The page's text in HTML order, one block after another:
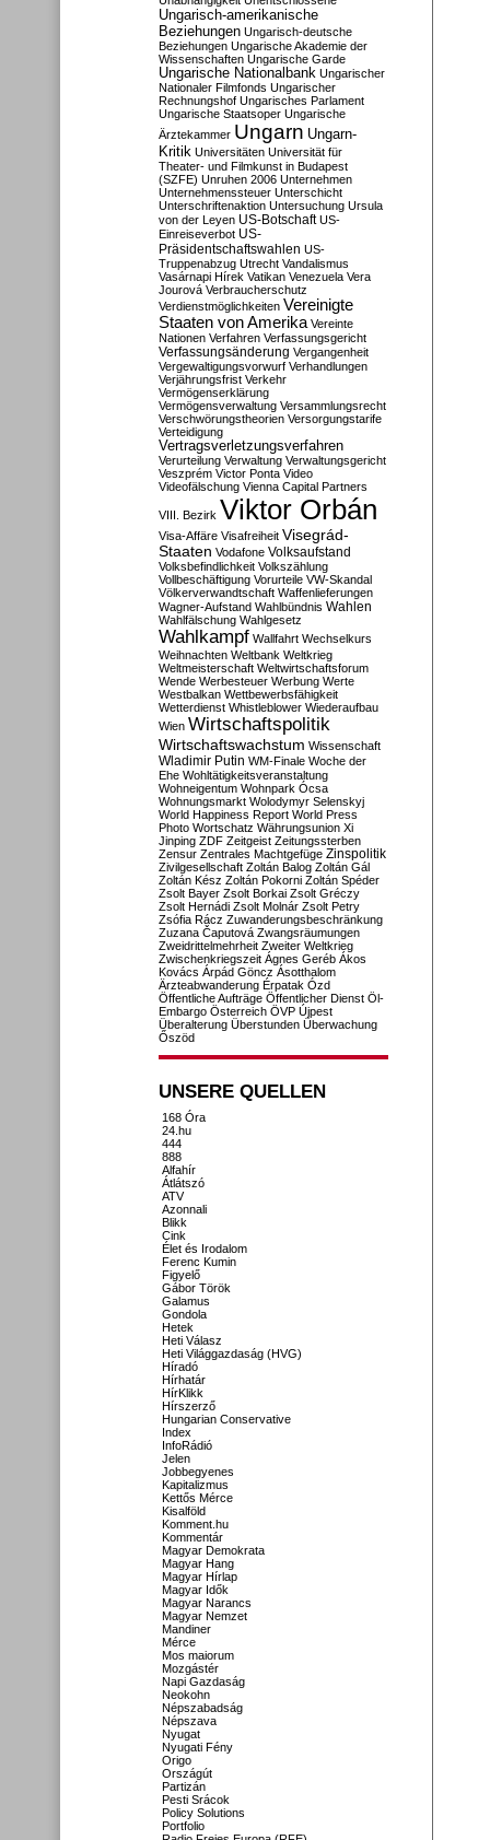
Ungarisch-amerikanische
Beziehungen Ungarisch-deutsche
Beziehungen Ungarische Akademie der
Wissenschaften Ungarische Garde
Ungarische Nationalbank Ungarischer
Nationaler Filmfonds Ungarischer
Rechnungshof Ungarisches Parlament
Ungarische Staatsoper Ungarische
Ärztekammer Ungarn Ungarn-
Kritik Universitäten Universität für
Theater- und Filmkunst in Budapest
(SZFE) Unruhen 2006 Unternehmen
Unternehmenssteuer Unterschicht
Unterschriftenaktion Untersuchung Ursula
von der Leyen US-Botschaft US-
Einreiseverbot US-
Präsidentschaftswahlen US-
Truppenabzug Utrecht Vandalismus
Vasárnapi Hírek Vatikan Venezuela Vera
Jourová Verbraucherschutz
Verdienstmöglichkeiten Vereinigte
Staaten von Amerika Vereinte
Nationen Verfahren Verfassungsgericht
Verfassungsänderung Vergangenheit
Vergewaltigungsvorwurf Verhandlungen
Verjährungsfrist Verkehr
Vermögenserklärung
Vermögensverwaltung Versammlungsrecht
Verschwörungstheorien Versorgungstarife
Verteidigung
Vertragsverletzungsverfahren
Verurteilung Verwaltung Verwaltungsgericht
Veszprém Victor Ponta Video
Videofälschung Vienna Capital Partners
VIII. Bezirk Viktor Orbán
Visa-Affäre Visafreiheit Visegrád-
Staaten Vodafone Volksaufstand
Volksbefindlichkeit Volkszählung
Vollbeschäftigung Vorurteile VW-Skandal
Völkerverwandtschaft Waffenlieferungen
Wagner-Aufstand Wahlbündnis Wahlen
Wahlfälschung Wahlgesetz
Wahlkampf Wallfahrt Wechselkurs
Weihnachten Weltbank Weltkrieg
Weltmeisterschaft Weltwirtschaftsforum
Wende Werbesteuer Werbung Werte
Westbalkan Wettbewerbsfähigkeit
Wetterdienst Whistleblower Wiederaufbau
Wien Wirtschaftspolitik
Wirtschaftswachstum Wissenschaft
Wladimir Putin WM-Finale Woche der
Ehe Wohltätigkeitsveranstaltung
Wohneigentum Wohnpark Ócsa
Wohnungsmarkt Wolodymyr Selenskyj
World Happiness Report World Press
Photo Wortschatz Währungsunion Xi
Jinping ZDF Zeitgeist Zeitungssterben
Zensur Zentrales Machtgefüge Zinspolitik
Zivilgesellschaft Zoltán Balog Zoltán Gál
Zoltán Kész Zoltán Pokorni Zoltán Spéder
Zsolt Bayer Zsolt Borkai Zsolt Gréczy
Zsolt Hernádi Zsolt Molnár Zsolt Petry
Zsófia Rácz Zuwanderungsbeschränkung
Zuzana Čaputová Zwangsräumungen
Zweidrittelmehrheit Zweiter Weltkrieg
Zwischenkriegszeit Ágnes Geréb Ákos
Kovács Árpád Göncz Ásotthalom
Ärzteabwanderung Érpatak Ózd
Öffentliche Aufträge Öffentlicher Dienst Öl-
Embargo Österreich ÖVP Újpest
Überalterung Überstunden Überwachung
Őszöd
UNSERE QUELLEN
168 Óra
24.hu
444
888
Alfahír
Átlátszó
ATV
Azonnali
Blikk
Cink
Élet és Irodalom
Ferenc Kumin
Figyelő
Gábor Török
Galamus
Gondola
Hetek
Heti Válasz
Heti Világgazdaság (HVG)
Híradó
Hírhatár
HírKlikk
Hírszerző
Hungarian Conservative
Index
InfoRádió
Jelen
Jobbegyenes
Kapitalizmus
Kettős Mérce
Kisalföld
Komment.hu
Kommentár
Magyar Demokrata
Magyar Hang
Magyar Hírlap
Magyar Idők
Magyar Narancs
Magyar Nemzet
Mandiner
Mérce
Mos maiorum
Mozgástér
Napi Gazdaság
Neokohn
Népszabadság
Népszava
Nyugat
Nyugati Fény
Origo
Országút
Partizán
Pesti Srácok
Policy Solutions
Portfolio